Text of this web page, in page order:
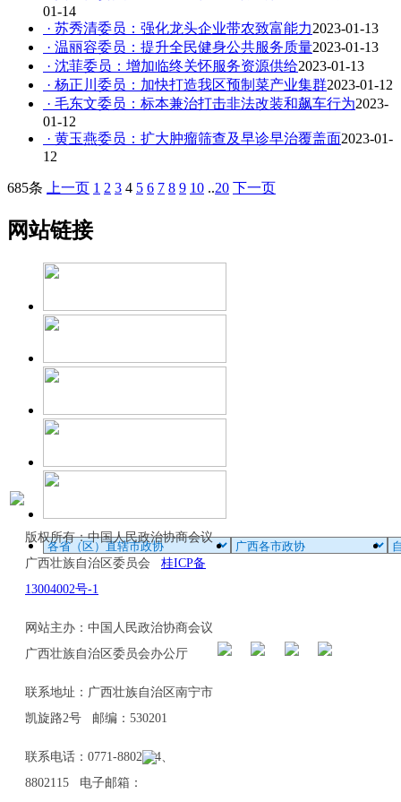
01-14
· 苏秀清委员：强化龙头企业带农致富能力2023-01-13
· 温丽容委员：提升全民健身公共服务质量2023-01-13
· 沈菲委员：增加临终关怀服务资源供给2023-01-13
· 杨正川委员：加快打造我区预制菜产业集群2023-01-12
· 毛东文委员：标本兼治打击非法改装和飙车行为2023-
01-12
· 黄玉燕委员：扩大肿瘤筛查及早诊早治覆盖面2023-01-
12
685条 上一页 1 2 3 4 5 6 7 8 9 10 ..20 下一页
网站链接
版权所有：中国人民政治协商会议
广西壮族自治区委员会 桂ICP备
13004002号-1
网站主办：中国人民政治协商会议
广西壮族自治区委员会办公厅
联系地址：广西壮族自治区南宁市
凯旋路2号 邮编：530201
联系电话：0771-8802114、
8802115 电子邮箱：